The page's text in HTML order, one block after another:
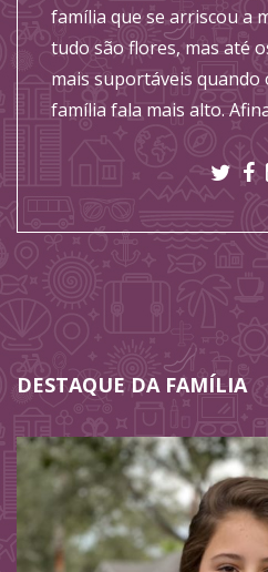
família que se arriscou a
tudo são flores, mas até
mais suportáveis quando
família fala mais alto.
DESTAQUE DA FAMÍLIA